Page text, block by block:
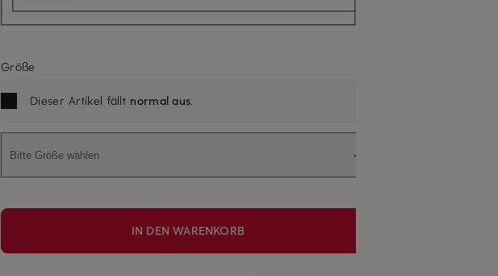
Größe
Dieser Artikel fällt normal aus.
Bitte Größe wählen
IN DEN WARENKORB